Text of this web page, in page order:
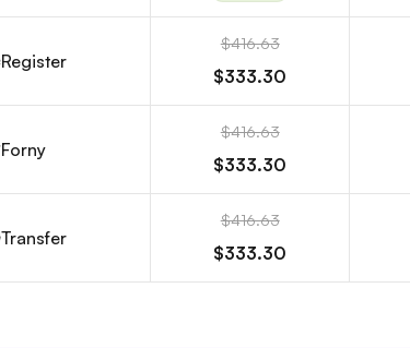
Register
$416.63
$333.30
Forny
$416.63
$333.30
Transfer
$416.63
$333.30